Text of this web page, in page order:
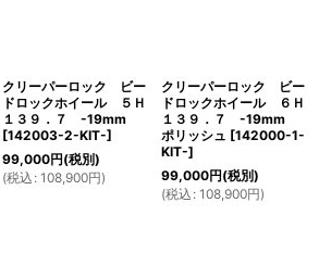
クリーパーロック ビー
ドロックホイール ５Ｈ
１３９．７ -19mm
[142003-2-KIT-]
99,000円(税別)
(税込 : 108,900円)
クリーパーロック ビー
ドロックホイール ６Ｈ
１３９．７ -19mm
ポリッシュ [142000-1-
KIT-]
99,000円(税別)
(税込 : 108,900円)